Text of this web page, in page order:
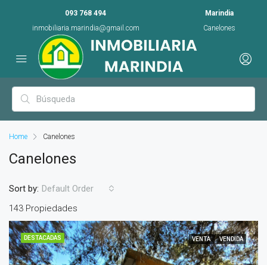
093 768 494
inmobiliaria.marindia@gmail.com
Marindia
Canelones
Home Canelones
Canelones
143 Propiedades
Sort by: Default Order
DESTACADAS VENTA VENDIDA